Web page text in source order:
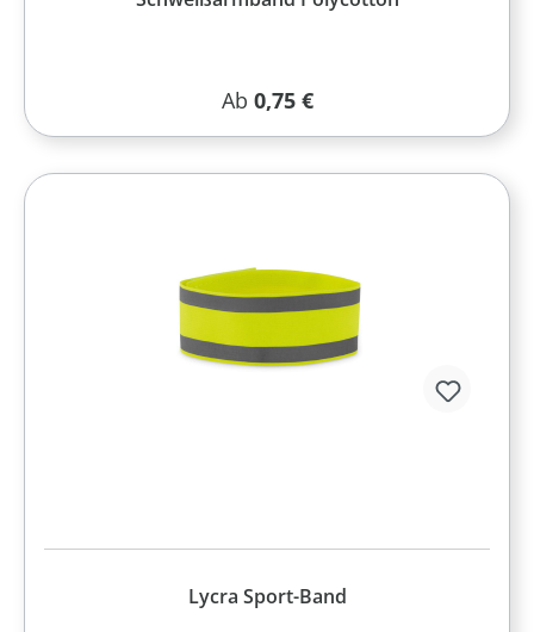
Regulärer Preis:
Ab 0,75 €
Lycra Sport-Band